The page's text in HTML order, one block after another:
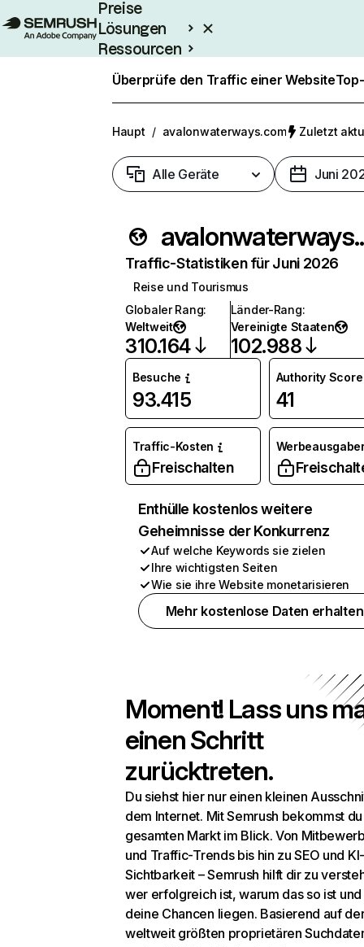
Preise
Lösungen
Ressourcen
Enterprise
Überprüfe den Traffic einer Website
Haupt / avalonwaterways.com Zuletzt
Alle Geräte Juni
Traffic-Statistiken für Juni 2026
Reise und Tourismus
Globaler Rang:
Weltweit
310.164
Länder-Rang:
Vereinigte Staaten
102.988
Besuche
93.415
Authority Score
41
Traffic-Kosten
Freischalten
Enthülle kostenlos weitere
Geheimnisse der Konkurrenz
Auf welche Keywords sie zielen
Ihre wichtigsten Seiten
Wie sie ihre Website monetarisieren
Mehr kostenlose Daten erhalten
Moment! Lass uns
einen Schritt
zurücktreten.
Du siehst hier nur einen kleinen
dem Internet. Mit Semrush bekommst
gesamten Markt im Blick. Von
und Traffic-Trends bis hin zu SEO und KI-
Sichtbarkeit – Semrush hilft dir zu
wer erfolgreich ist, warum das so ist
deine Chancen liegen. Basierend auf
weltweit größten proprietären